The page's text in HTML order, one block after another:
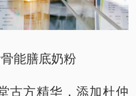
能膳底奶粉
古方精华，添加杜仲